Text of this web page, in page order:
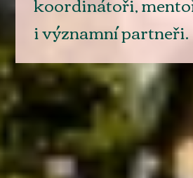
i významní partneři.